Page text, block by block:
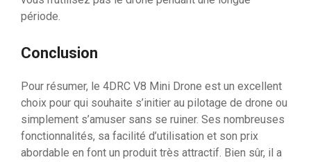
période.
Conclusion
Pour résumer, le 4DRC V8 Mini Drone est un excellent
choix pour qui souhaite s’initier au pilotage de drone ou
simplement s’amuser sans se ruiner. Ses nombreuses
fonctionnalités, sa facilité d’utilisation et son prix
abordable en font un produit très attractif. Bien sûr, il a